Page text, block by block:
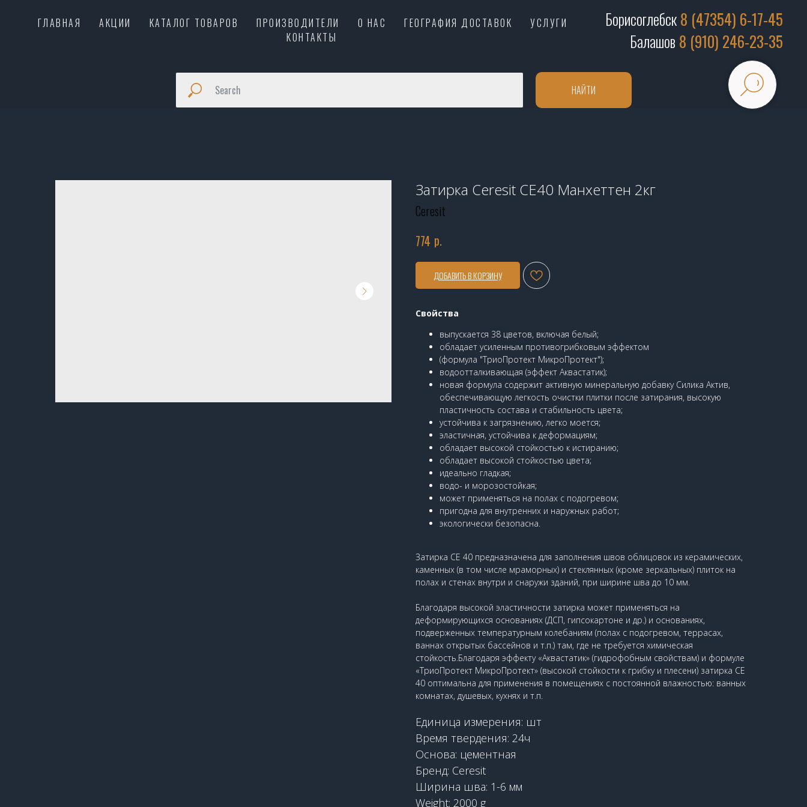
ГЛАВНАЯ АКЦИИ КАТАЛОГ ТОВАРОВ ПРОИЗВОДИТЕЛИ О НАС ГЕОГРАФИЯ ДОСТАВОК
УСЛУГИ
КОНТАКТЫ
Борисоглебск8 (47354) 6-17-45
Балашов 8 (910) 246-23-35
НАЙТИ
Затирка Ceresit CE40 Манхеттен 2кг
Ceresit
774 р.
ДОБАВИТЬ В КОРЗИНУ
Свойства
выпускается 38 цветов, включая белый;
обладает усиленным противогрибковым эффектом
(формула "ТриоПротект МикроПротект");
водоотталкивающая (эффект Аквастатик);
новая формула содержит активную минеральную добавку Силика Актив,
обеспечивающую легкость очистки плитки после затирания, высокую
пластичность состава и стабильность цвета;
устойчива к загрязнению, легко моется;
эластичная, устойчива к деформациям;
обладает высокой стойкостью к истиранию;
обладает высокой стойкостью цвета;
идеально гладкая;
водо- и морозостойкая;
может применяться на полах с подогревом;
пригодна для внутренних и наружных работ;
экологически безопасна.
Затирка CE 40 предназначена для заполнения швов облицовок из керамических,
каменных (в том числе мраморных) и стеклянных (кроме зеркальных) плиток на
полах и стенах внутри и снаружи зданий, при ширине шва до 10 мм.
Благодаря высокой эластичности затирка может применяться на
деформирующихся основаниях (ДСП, гипсокартоне и др.) и основаниях,
подверженных температурным колебаниям (полах с подогревом, террасах,
ваннах открытых бассейнов и т.п.) там, где не требуется химическая
стойкость.Благодаря эффекту «Аквастатик» (гидрофобным свойствам) и формуле
«ТриоПротект МикроПротект» (высокой стойкости к грибку и плесени) затирка CE
40 оптимальна для применения в помещениях с постоянной влажностью: ванных
комнатах, душевых, кухнях и т.п.
Единица измерения: шт
Время твердения: 24ч
Основа: цементная
Бренд: Ceresit
Ширина шва: 1-6 мм
Weight: 2000 g